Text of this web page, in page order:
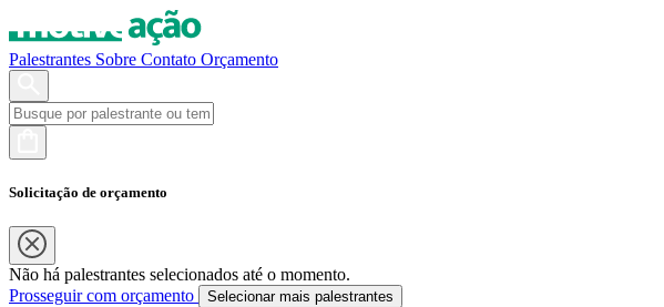
Palestrantes Sobre Contato Orçamento
Solicitação de orçamento
Não há palestrantes selecionados até o momento.
Prosseguir com orçamento
Selecionar mais palestrantes